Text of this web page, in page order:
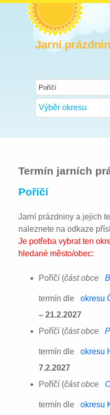
Jarní
Výběr okresu
Termín jarních
Poříčí
Jarní prázdniny a jejich
naleznete na odkaze
Je potřeba vybrat ten
hledané město/obec:
Poříčí (část obce
termín dle okresu
– 21.2.2027
Poříčí (část obce
termín dle okresu
7.2.2027
Poříčí (část obce
termín dle okresu